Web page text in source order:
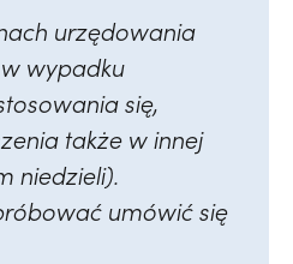
urzędowania
wypadku
się,
także w innej
niedzieli).
umówić się